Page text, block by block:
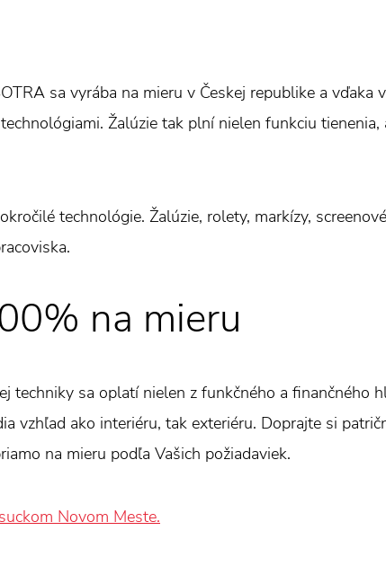
sa vyrába na mieru v Českej republike a
Žalúzie tak plní nielen funkciu
technológie. Žalúzie, rolety, markízy,
na mieru
techniky sa oplatí nielen z funkčného a finančného
vzhľad ako interiéru, tak exteriéru. Doprajte si
na mieru podľa Vašich požiadaviek.
Novom Meste.